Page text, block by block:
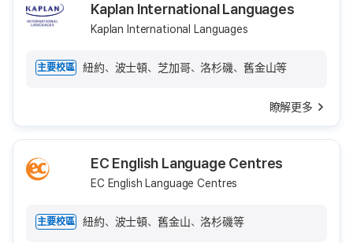
Kaplan International Languages
Kaplan International Languages
主要校區 紐約、波士頓、芝加哥、洛杉磯、舊金山等
瞭解更多
EC English Language Centres
EC English Language Centres
主要校區 紐約、波士頓、舊金山、洛杉磯等